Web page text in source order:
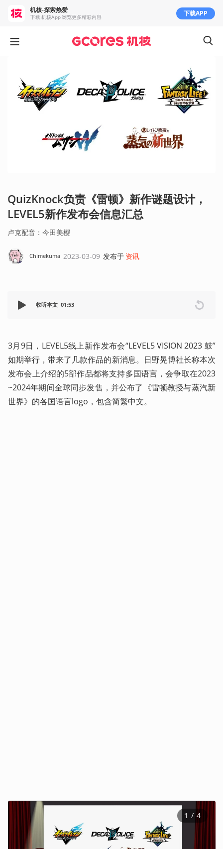
QuizKnock负责《雷顿》新作谜题设计，
LEVEL5新作发布会信息汇总
卢克配音：今田美樱
Chimekuma 2023-03-09 发布于 资讯
收听本文 01:53
3月9日，LEVEL5线上新作发布会“LEVEL5 VISION 2023 鼓”
如期举行，带来了几款作品的新消息。日野晃博社长称本次
发布会上介绍的5部作品都将支持多国语言，会争取在2023
~2024年期间全球同步发售，并公布了《雷顿教授与蒸汽新
世界》的各国语言logo，包含简繁中文。
1 / 4
机核-探索热爱
下载 机核App 浏览更多精彩内容 下载APP